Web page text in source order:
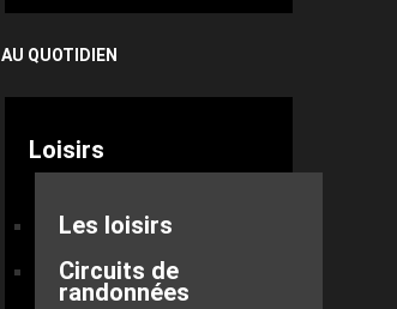
AU QUOTIDIEN
Loisirs
Les loisirs
Circuits de
randonnées